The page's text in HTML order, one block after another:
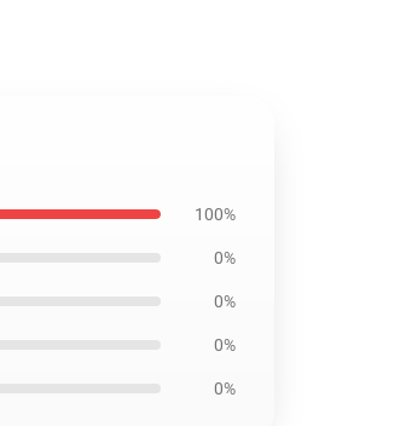
100%
0%
0%
0%
0%